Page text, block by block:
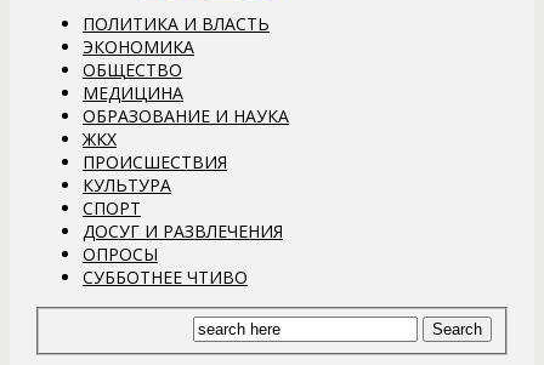
ПОЛИТИКА И ВЛАСТЬ
ЭКОНОМИКА
ОБЩЕСТВО
МЕДИЦИНА
ОБРАЗОВАНИЕ И НАУКА
ЖКХ
ПРОИСШЕСТВИЯ
КУЛЬТУРА
СПОРТ
ДОСУГ И РАЗВЛЕЧЕНИЯ
ОПРОСЫ
СУББОТНЕЕ ЧТИВО